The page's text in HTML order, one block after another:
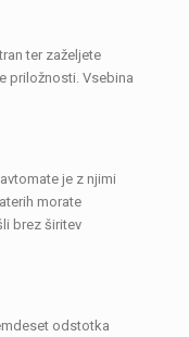
ter zaželjete
priložnosti. Vsebina
je z njimi
morate
brez širitev
odstotka